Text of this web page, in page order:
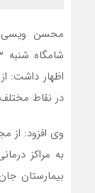
در نقاط